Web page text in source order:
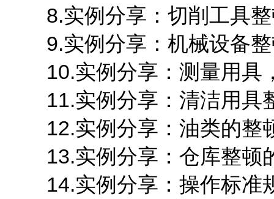
8.实例分享：切削工具整
9.实例分享：机械设备整
10.实例分享：测量用具
11.实例分享：清洁用具
12.实例分享：油类的整
13.实例分享：仓库整顿
14.实例分享：操作标准